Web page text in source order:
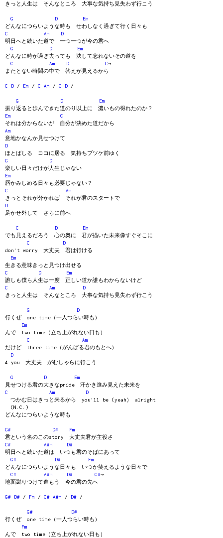
きっと人生は そんなところ 大事な気持ち見失わず行こう
G D
Em
どんなにつらいような時も せわしなく過ぎて行く日々も
C
Am
D
明日へと続いた道で 一つ一つが今の君へ
G
D
Em
どんなに時が過ぎ去っても 決して忘れないその道を
C
Am D C→
またとない時間の中で 答えが見えるから
C D / Em / C Am / C D /
G D
Em
振り返ると歩んできた道のり以上に 濃いもの得れたのか？
Em
C
それは分からないが 自分が決めた道だから
Am
意地かなんか見せつけて
D
ほとばしる ココに居る 気持ちブツケ前ゆく
G
D
楽しい日々だけが人生じゃない
Em
唇かみしめる日々も必要じゃない？
C
Am
きっとそれが分かれば それが君のスタートで
D
足かせ外して さらに前へ
C D
Em
でも見えるだろう 心の奥に 君が描いた未来像すぐそこに
C
D
don't worry 大丈夫 君は行ける
Em
生きる意味きっと見つけ出せる
C
D
Em
誰しも僕ら人生は一度 正しい道か誰もわからないけど
C
Am
D
きっと人生は そんなところ 大事な気持ち見失わず行こう
G
D
行くぜ one time（一人つらい時も）
Em
んで two time（立ち上がれない日も）
C
Am
だけど three time（がんばる君のもとへ）
D
4 you 大丈夫 がむしゃらに行こう
G D
Em
見せつける君の大きなpride 汗かき進み見えた未来を
C
Am
D
つかむ日はきっと来るから you'll be (yeah） alright
(N.C.)
どんなにつらいような時も
G# D#
Fm
君という名のこのstory 大丈夫君が主役さ
C#
A#m
D#
明日へと続いた道は いつも君のそばにあって
G#
D#
Fm
どんなにつらいような日々も いつか笑えるような日々で
C#
A#m D# G#→
地面蹴りつけて進もう 今の君の先へ
G# D# / Fm / C# A#m / D# /
G#
D#
行くぜ one time（一人つらい時も）
Fm
んで two time（立ち上がれない日も）